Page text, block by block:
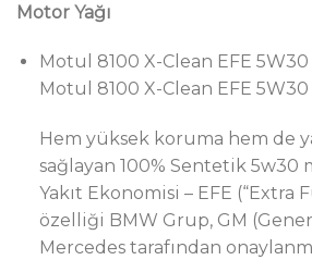
Motor Yağı
Motul 8100 X-Clean EFE 5W30
Motul 8100 X-Clean EFE 5W30
Hem yüksek koruma hem de
sağlayan 100% Sentetik 5w30
Yakıt Ekonomisi – EFE (“Extra
özelliği BMW Grup, GM
Mercedes tarafından